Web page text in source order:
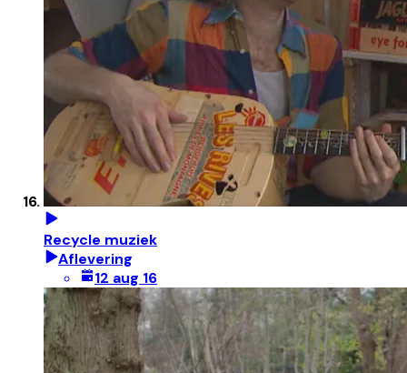
Recycle muziek
Aflevering
12 aug 16